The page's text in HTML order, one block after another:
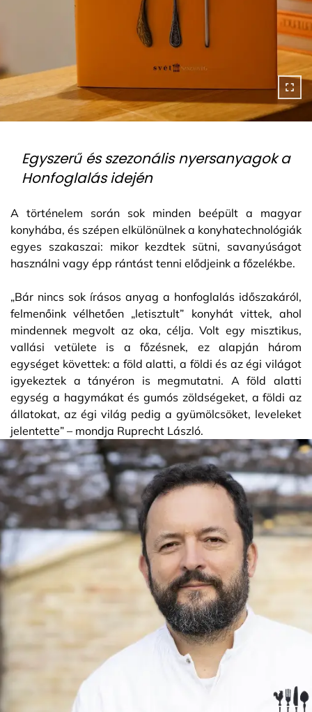
Egyszerű és szezonális nyersanyagok a
Honfoglalás idején
A történelem során sok minden beépült a magyar
konyhába, és szépen elkülönülnek a konyhatechnológiák
egyes szakaszai: mikor kezdtek sütni, savanyúságot
használni vagy épp rántást tenni elődjeink a főzelékbe.
„Bár nincs sok írásos anyag a honfoglalás időszakáról,
felmenőink vélhetően „letisztult” konyhát vittek, ahol
mindennek megvolt az oka, célja. Volt egy misztikus,
vallási vetülete is a főzésnek, ez alapján három
egységet követtek: a föld alatti, a földi és az égi világot
igyekeztek a tányéron is megmutatni. A föld alatti
egység a hagymákat és gumós zöldségeket, a földi az
állatokat, az égi világ pedig a gyümölcsöket, leveleket
jelentette” – mondja Ruprecht László.